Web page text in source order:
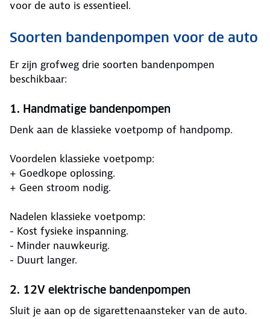
voor de auto is essentieel.
Soorten bandenpompen voor de auto
Er zijn grofweg drie soorten bandenpompen
beschikbaar:
1. Handmatige bandenpompen
Denk aan de klassieke voetpomp of handpomp.
Voordelen klassieke voetpomp:
+ Goedkope oplossing.
+ Geen stroom nodig.
Nadelen klassieke voetpomp:
- Kost fysieke inspanning.
- Minder nauwkeurig.
- Duurt langer.
2. 12V elektrische bandenpompen
Sluit je aan op de sigarettenaansteker van de auto.